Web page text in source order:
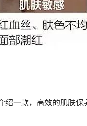
绍一款，高效的肌肤